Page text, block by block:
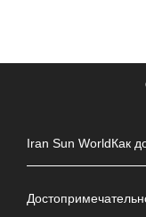
Iran Sun WorldКак